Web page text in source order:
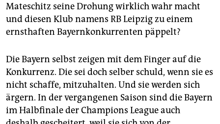
Mateschitz seine Drohung wirklich wahr macht
und diesen Klub namens RB Leipzig zu einem
ernsthaften Bayernkonkurrenten päppelt?
Die Bayern selbst zeigen mit dem Finger auf die
Konkurrenz. Die sei doch selber schuld, wenn sie es
nicht schaffe, mitzuhalten. Und sie werden sich
ärgern. In der vergangenen Saison sind die Bayern
im Halbfinale der Champions League auch